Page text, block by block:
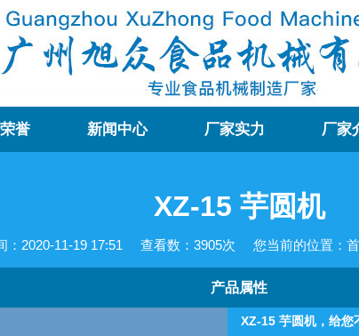
誉 新闻中心 厂家实力 厂家
XZ-15 芋圆机
：2020-11-19 17:51 查看数： 3905次 您当前的位置：
产品属性
XZ-15 芋圆机，给您